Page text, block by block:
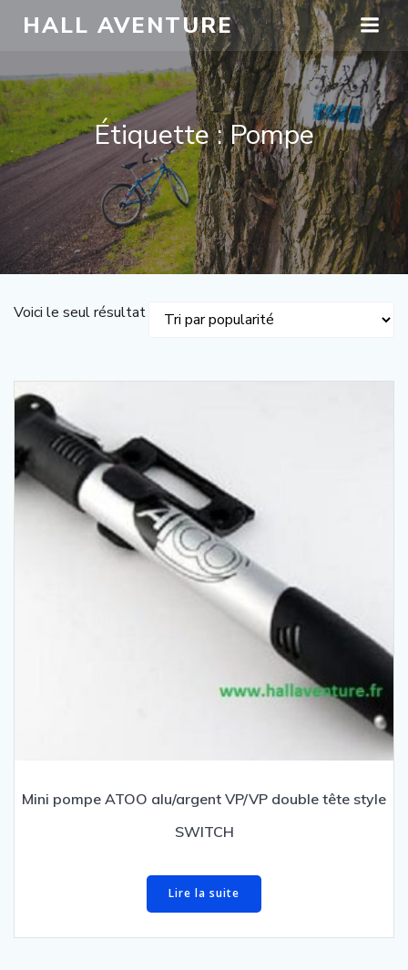
HALL AVENTURE
Étiquette : Pompe
Voici le seul résultat
Mini pompe ATOO alu/argent VP/VP double tête style
SWITCH
Lire la suite